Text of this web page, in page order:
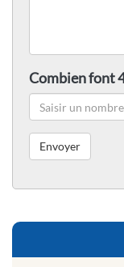
Combien font